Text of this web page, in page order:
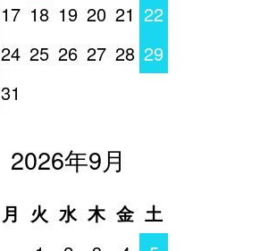
17 18 19 20 21 22
24 25 26 27 28 29
31
2026年9月
月 火 水 木 金 土